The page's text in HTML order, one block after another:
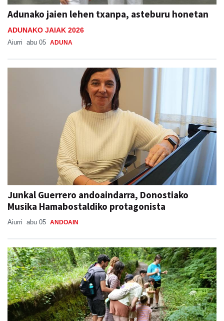
Adunako jaien lehen txanpa, asteburu honetan
ADUNAKO JAIAK 2026
Aiurri abu 05 ADUNA
Junkal Guerrero andoaindarra, Donostiako
Musika Hamabostaldiko protagonista
Aiurri abu 05 ANDOAIN